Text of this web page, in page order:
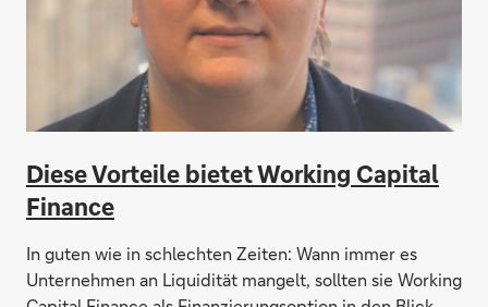
Diese Vorteile bietet Working Capital
Finance
In guten wie in schlechten Zeiten: Wann immer es
Unternehmen an Liquidität mangelt, sollten sie Working